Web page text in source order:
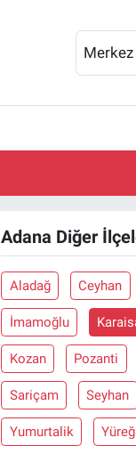
Merkez
Adana Diğer
Aladağ Ceyhan
İmamoğlu
Kozan Pozanti
Sariçam Seyhan
Yumurtalik